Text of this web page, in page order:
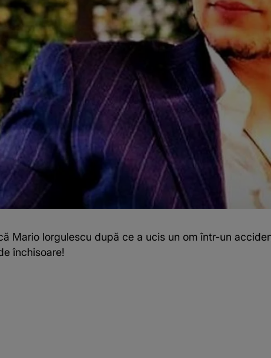
Mario Iorgulescu după ce a ucis un om într-un
închisoare!